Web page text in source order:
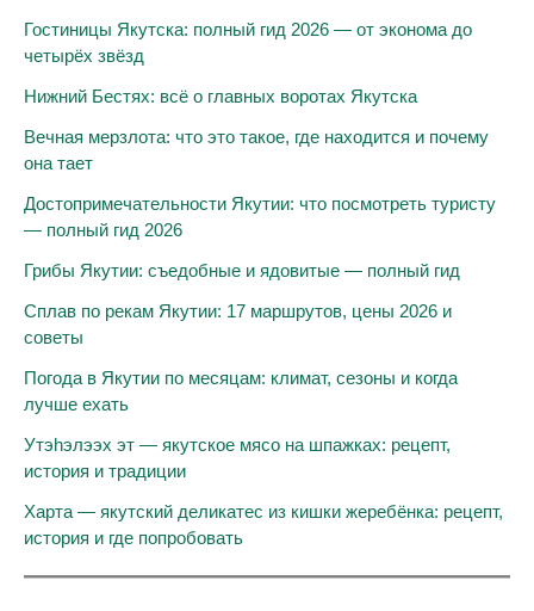
Гостиницы Якутска: полный гид 2026 — от эконома до
четырёх звёзд
Нижний Бестях: всё о главных воротах Якутска
Вечная мерзлота: что это такое, где находится и почему
она тает
Достопримечательности Якутии: что посмотреть туристу
— полный гид 2026
Грибы Якутии: съедобные и ядовитые — полный гид
Сплав по рекам Якутии: 17 маршрутов, цены 2026 и
советы
Погода в Якутии по месяцам: климат, сезоны и когда
лучше ехать
Утэhэлээх эт — якутское мясо на шпажках: рецепт,
история и традиции
Харта — якутский деликатес из кишки жеребёнка: рецепт,
история и где попробовать